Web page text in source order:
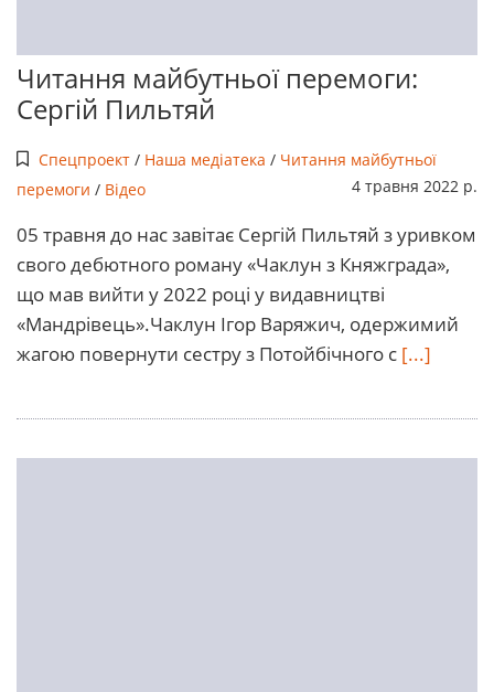
Читання майбутньої перемоги:
Сергій Пильтяй
Спецпроект/ Наша медіатека / Читання майбутньої
перемоги / Відео 4 травня 2022 р.
05 травня до нас завітає Сергій Пильтяй з уривком
свого дебютного роману «Чаклун з Княжграда»,
що мав вийти у 2022 році у видавництві
«Мандрівець».Чаклун Ігор Варяжич, одержимий
жагою повернути сестру з Потойбічного с [...]